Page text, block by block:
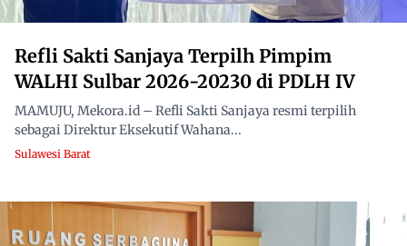
Refli Sakti Sanjaya Terpilh Pimpim
WALHI Sulbar 2026-20230 di PDLH IV
MAMUJU, Mekora.id – Refli Sakti Sanjaya resmi terpilih
sebagai Direktur Eksekutif Wahana...
Sulawesi Barat